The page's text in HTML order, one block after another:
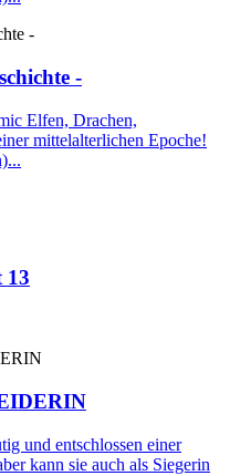
-
Elfen, Drachen,
mittelalterlichen Epoche!
13
und entschlossen einer
kann sie auch als Siegerin